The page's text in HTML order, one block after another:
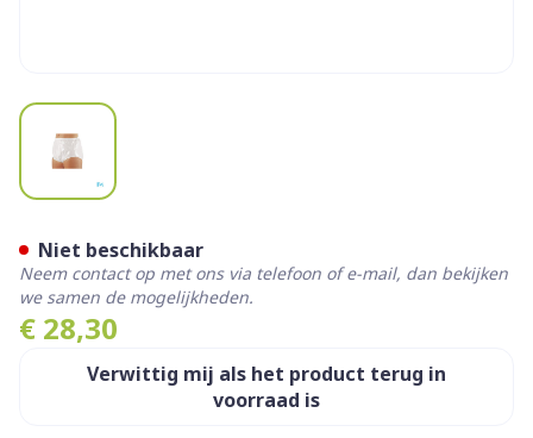
View larger image
€ 28,30
Verwittig mij als het product terug in
voorraad is
Niet beschikbaar
Neem contact op met ons via telefoon of e-mail, dan bekijken
we samen de mogelijkheden.